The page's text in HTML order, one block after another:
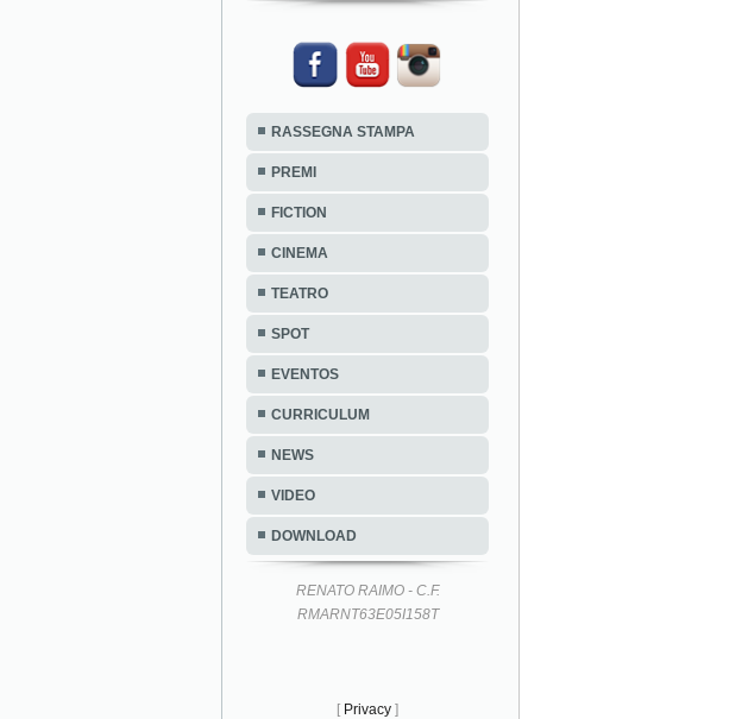
RASSEGNA STAMPA
PREMI
FICTION
CINEMA
TEATRO
SPOT
EVENTOS
CURRICULUM
NEWS
VIDEO
DOWNLOAD
RENATO RAIMO - C.F.
RMARNT63E05I158T
[ Privacy ]